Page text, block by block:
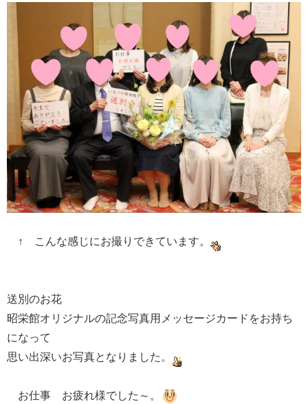
↑ こんな感じにお撮りできています。
送別のお花
昭栄館オリジナルの記念写真用メッセージカードをお持ち
になって
思い出深いお写真となりました。
お仕事 お疲れ様でした～。